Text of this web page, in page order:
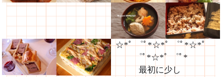
☆*ﾟ ゜ﾟ*☆*ﾟ ゜ﾟ*☆*ﾟ
゜ﾟ*☆*ﾟ ゜ﾟ*
最初に少し